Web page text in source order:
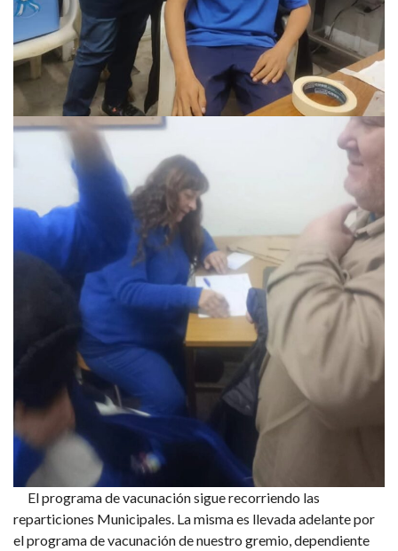
El programa de vacunación sigue recorriendo las
reparticiones Municipales. La misma es llevada adelante por
el programa de vacunación de nuestro gremio, dependiente